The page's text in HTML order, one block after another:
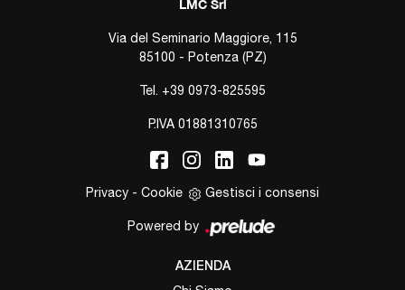
LMC Srl
Via del Seminario Maggiore, 115
85100 - Potenza (PZ)
Tel. +39 0973-825595
P.IVA 01881310765
Privacy - Cookie Gestisci i consensi
Powered by
AZIENDA